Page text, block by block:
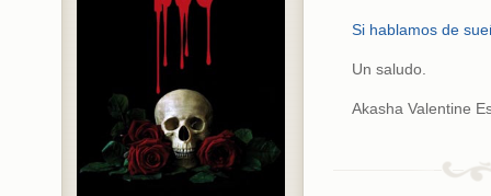
Si hablamos de
Un saludo.
Akasha Valentine